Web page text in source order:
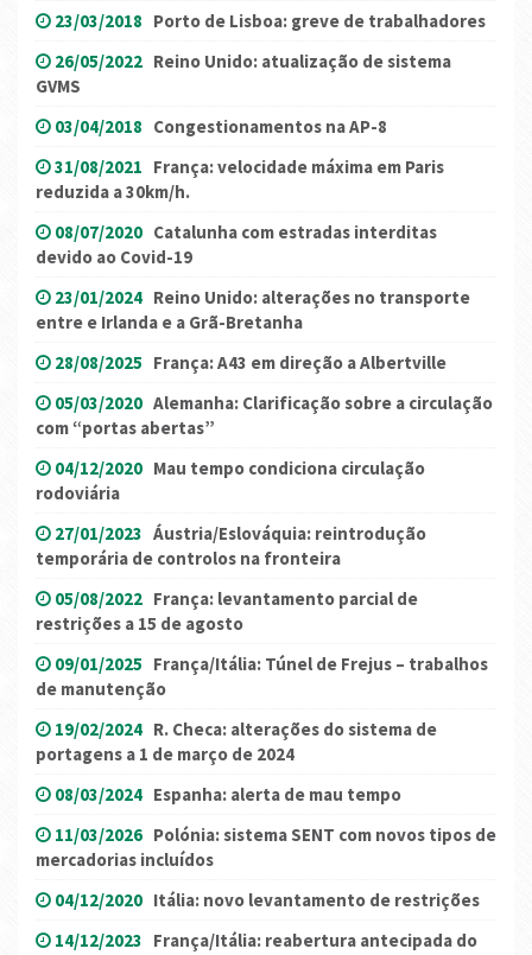
23/03/2018 Porto de Lisboa: greve de trabalhadores
26/05/2022 Reino Unido: atualização de sistema
GVMS
03/04/2018 Congestionamentos na AP-8
31/08/2021 França: velocidade máxima em Paris
reduzida a 30km/h.
08/07/2020 Catalunha com estradas interditas
devido ao Covid-19
23/01/2024 Reino Unido: alterações no transporte
entre e Irlanda e a Grã-Bretanha
28/08/2025 França: A43 em direção a Albertville
05/03/2020 Alemanha: Clarificação sobre a circulação
com “portas abertas”
04/12/2020 Mau tempo condiciona circulação
rodoviária
27/01/2023 Áustria/Eslováquia: reintrodução
temporária de controlos na fronteira
05/08/2022 França: levantamento parcial de
restrições a 15 de agosto
09/01/2025 França/Itália: Túnel de Frejus – trabalhos
de manutenção
19/02/2024 R. Checa: alterações do sistema de
portagens a 1 de março de 2024
08/03/2024 Espanha: alerta de mau tempo
11/03/2026 Polónia: sistema SENT com novos tipos de
mercadorias incluídos
04/12/2020 Itália: novo levantamento de restrições
14/12/2023 França/Itália: reabertura antecipada do